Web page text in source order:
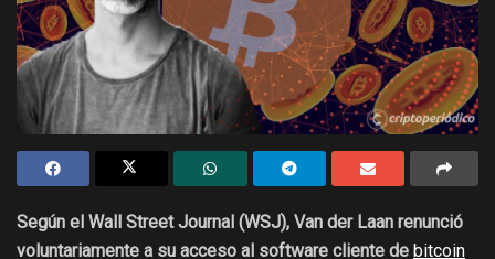
Según el Wall Street Journal (WSJ), Van der Laan renunció
voluntariamente a su acceso al software cliente de bitcoin